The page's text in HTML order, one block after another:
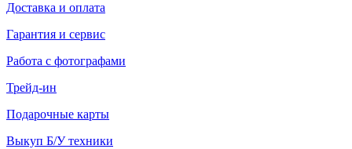
Доставка и оплата
Гарантия и сервис
Работа с фотографами
Трейд-ин
Подарочные карты
Выкуп Б/У техники